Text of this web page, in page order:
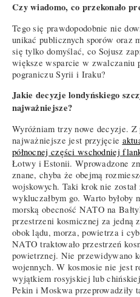
Czy wiadomo, co przekonało
Tego się prawdopodobnie nie
unikać publicznych sporów oraz
się tylko domyślać, co Sojusz
większe wsparcie w zwalczaniu
pograniczu Syrii i Iraku?
Jakie decyzje londyńskiego
najważniejsze?
Wyróżniam trzy nowe decyzje.
najważniejsze jest przyjęcie
północnej części wschodniej
Łotwy i Estonii. Wprowadzone
znane, chyba że obejmą
wojskowych. Taki krok nie
wykluczałbym go. Warto byłoby
morską obecność NATO na
przestrzeni kosmicznej za jedną
obok lądu, morza, powietrza i
NATO traktowało przestrzeń
powietrznej. Nie przewidywano
wojennych. W kosmosie nie jest
wyjątkiem rosyjskiej lub
Pekin i Moskwa przeprowadziły